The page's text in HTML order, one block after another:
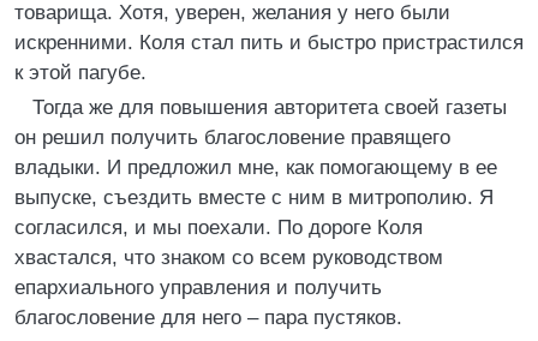
товарища. Хотя, уверен, желания у него были
искренними. Коля стал пить и быстро пристрастился
к этой пагубе.
Тогда же для повышения авторитета своей газеты
он решил получить благословение правящего
владыки. И предложил мне, как помогающему в ее
выпуске, съездить вместе с ним в митрополию. Я
согласился, и мы поехали. По дороге Коля
хвастался, что знаком со всем руководством
епархиального управления и получить
благословение для него – пара пустяков.